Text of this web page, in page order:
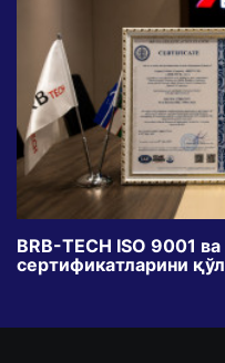
BRB-TECH ISO 9001
сертификатларини